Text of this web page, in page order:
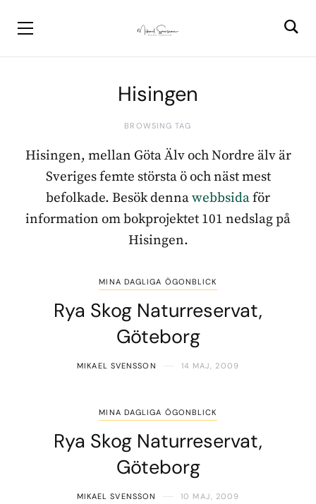
Hisingen
BROWSING TAG
Hisingen, mellan Göta Älv och Nordre älv är
Sveriges femte största ö och näst mest
befolkade. Besök dennawebbsidaför
information om bokprojektet 101 nedslag på
Hisingen.
MINA DAGLIGA ÖGONBLICK
Rya Skog Naturreservat,
Göteborg
MIKAEL SVENSSON 14 MAJ, 2009
MINA DAGLIGA ÖGONBLICK
Rya Skog Naturreservat,
Göteborg
MIKAEL SVENSSON 10 MAJ, 2009